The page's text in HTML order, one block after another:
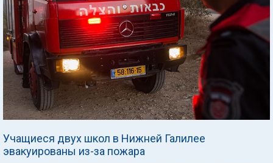
Учащиеся двух школ в Нижней Галилее
эвакуированы из-за пожара